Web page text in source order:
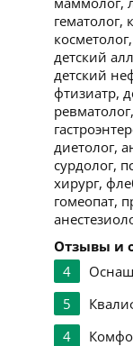
гематолог,
детский
детский
фтизиатр,
диетолог,
сурдолог,
хирург,
гомеопат,
Отзывы и
4
5
4